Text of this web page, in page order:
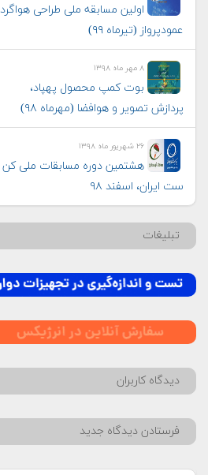
اولین مسابقه ملی طراحی هواگرد
عمودپرواز (تیرماه ۹۹)
۸ مهر ماه ۱۳۹۸
بوت کمپ محصول پهپاد،
پردازش تصویر و هوافضا (مهرماه ۹۸)
۲۶ شهریور ماه ۱۳۹۸
هشتمین دوره مسابقات ملی کن
ست ایران، اسفند ۹۸
تبلیغات
دیدگاه کاربران
فرستادن دیدگاه جدید